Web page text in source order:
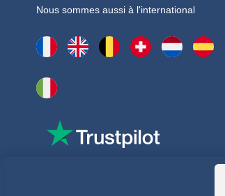
Nous sommes aussi à l'international